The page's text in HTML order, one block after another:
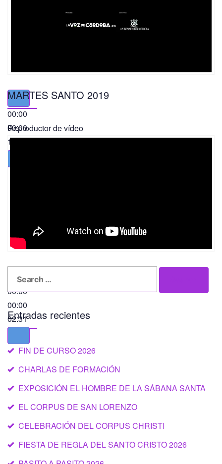
00:00
00:00
11:56
MARTES SANTO 2019
Reproductor de vídeo
00:00
00:00
02:31
Entradas recientes
FIN DE CURSO 2026
CHARLAS DE FORMACIÓN
EXPOSICIÓN EL HOMBRE DE LA SÁBANA SANTA
EL CORPUS DE SAN LORENZO
CELEBRACIÓN DEL CORPUS CHRISTI
FIESTA DE REGLA DEL SANTO CRISTO 2026